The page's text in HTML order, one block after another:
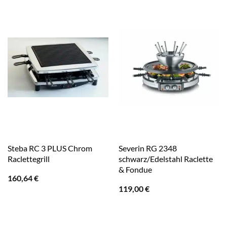
Steba RC 3 PLUS Chrom
Raclettegrill
160,64€
Severin RG 2348
schwarz/Edelstahl Raclette
& Fondue
119,00€